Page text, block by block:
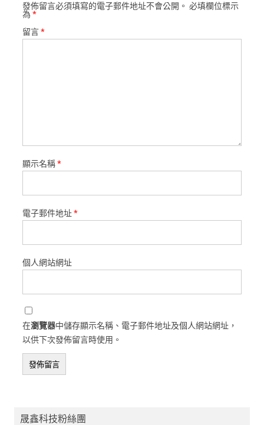
發佈留言必須填寫的電子郵件地址不會公開。 必填欄位標示
為 *
留言*
顯示名稱*
電子郵件地址*
個人網站網址
在瀏覽器中儲存顯示名稱、電子郵件地址及個人網站網址，
以供下次發佈留言時使用。
晟鑫科技粉絲團